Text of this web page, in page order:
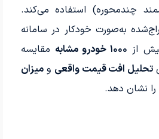
چندمحوره) استفاده می‌کند.
به‌صورت خودکار در سامانه
از ۱۰۰۰ خودرو مشابه
مقایسه
تحلیل افت قیمت واقعی ومیزان
را نشان دهد.